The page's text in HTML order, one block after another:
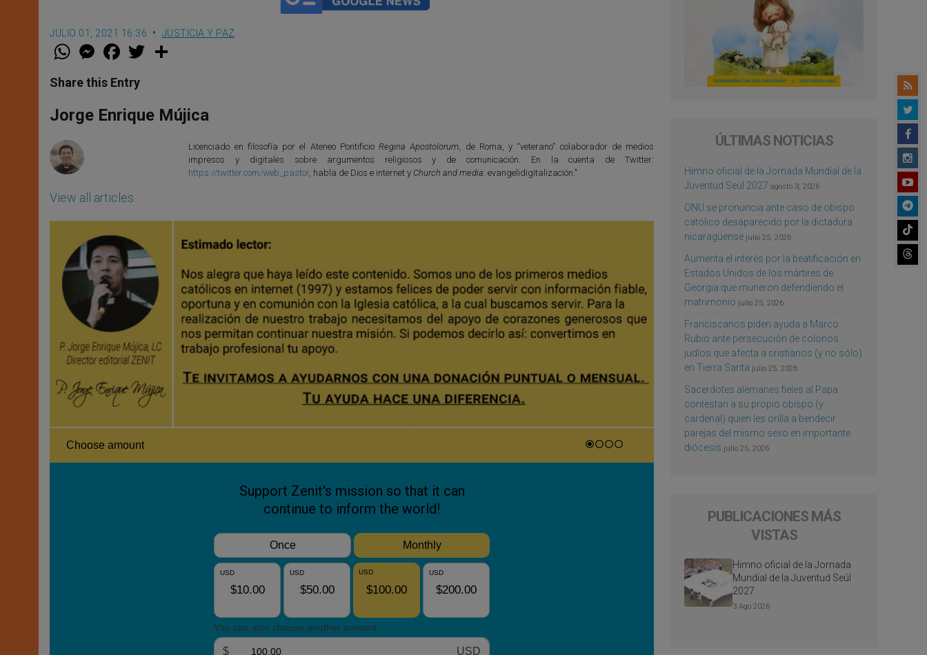
JULIO 01, 2021 16:36 JUSTICIA Y PAZ
W
t
s
p
p
M
e
s
e
g
e
F
a
e
b
o
k
w
r
Share this Entry
Jorge Enrique Mújica
View all articles
Licenciado en filosofía por el Ateneo PontificioRegina Apostolorum , de Roma, y “veterano” colaborador de medios
impresos y digitales sobre argumentos religiosos y de comunicación. En la cuenta de Twitter:
https://twitter.com/web_pastor , habla de Dios e internet y Church and media: evangelidigitalización."
ÚLTIMAS NOTICIAS
Himno oficial de la Jornada Mundial de la
Juventud Seúl 2027 agosto 3, 2026
ONU se pronuncia ante caso de obispo
católico desaparecido por la dictadura
nicaragüense julio 25, 2026
Aumenta el interés por la beatificación en
Estados Unidos de los mártires de
Georgia que murieron defendiendo el
matrimonio julio 25, 2026
Franciscanos piden ayuda a Marco
Rubio ante persecución de colonos
judíos que afecta a cristianos (y no sólo)
en Tierra Santa julio 25, 2026
Sacerdotes alemanes fieles al Papa
contestan a su propio obispo (y
cardenal) quien les orilla a bendecir
parejas del mismo sexo en importante
diócesis julio 25, 2026
PUBLICACIONES MÁS
VISTAS
Himno oficial de la Jornada
Mundial de la Juventud Seúl
2027
3 Ago 2026